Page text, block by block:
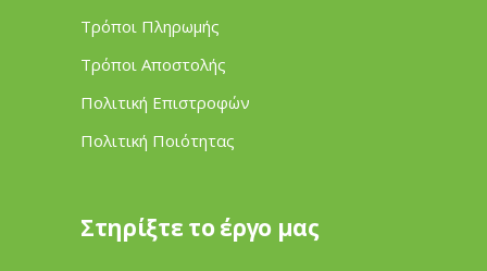
Τρόποι Πληρωμής
Τρόποι Αποστολής
Πολιτική Επιστροφών
Πολιτική Ποιότητας
Στηρίξτε το έργο μας